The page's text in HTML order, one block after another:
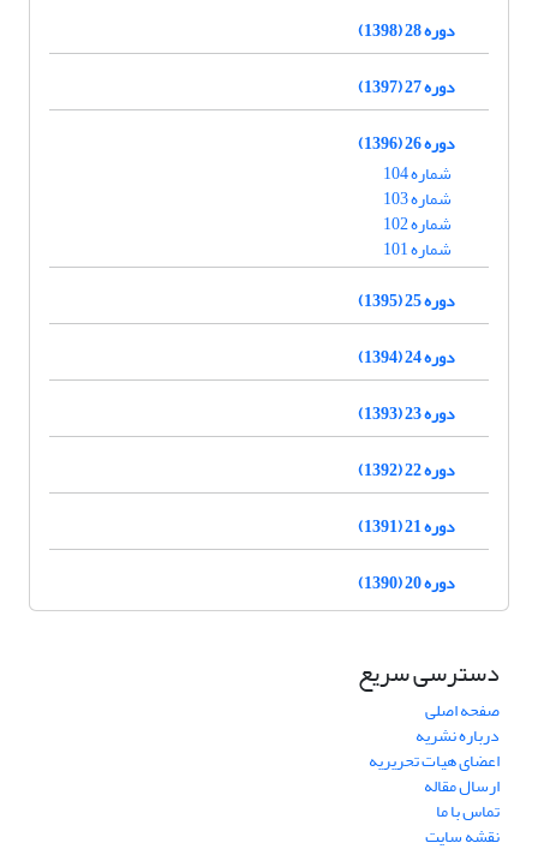
دوره 28 (1398)
دوره 27 (1397)
دوره 26 (1396)
شماره 104
شماره 103
شماره 102
شماره 101
دوره 25 (1395)
دوره 24 (1394)
دوره 23 (1393)
دوره 22 (1392)
دوره 21 (1391)
دوره 20 (1390)
دسترسی سریع
صفحه اصلی
درباره نشریه
اعضای هیات تحریریه
ارسال مقاله
تماس با ما
نقشه سایت